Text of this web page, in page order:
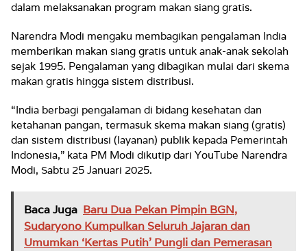
dalam melaksanakan program makan siang gratis.
Narendra Modi mengaku membagikan pengalaman India
memberikan makan siang gratis untuk anak-anak sekolah
sejak 1995. Pengalaman yang dibagikan mulai dari skema
makan gratis hingga sistem distribusi.
“India berbagi pengalaman di bidang kesehatan dan
ketahanan pangan, termasuk skema makan siang (gratis)
dan sistem distribusi (layanan) publik kepada Pemerintah
Indonesia,” kata PM Modi dikutip dari YouTube Narendra
Modi, Sabtu 25 Januari 2025.
Baca Juga Baru Dua Pekan Pimpin BGN,
Sudaryono Kumpulkan Seluruh Jajaran dan
Umumkan ‘Kertas Putih’ Pungli dan Pemerasan